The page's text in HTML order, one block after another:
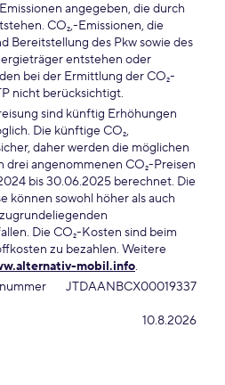
angegeben, die durch
CO₂,-Emissionen, die
Bereitstellung des Pkw sowie des
entstehen oder
bei der Ermittlung der CO₂-
nicht berücksichtigt.
sind künftig Erhöhungen
Die künftige CO₂,
daher werden die möglichen
drei angenommenen CO₂-Preisen
bis 30.06.2025 berechnet. Die
können sowohl höher als auch
Die CO₂-Kosten sind beim
zu bezahlen. Weitere
mobil.info.
JTDAANBCX00019337
10.8.2026